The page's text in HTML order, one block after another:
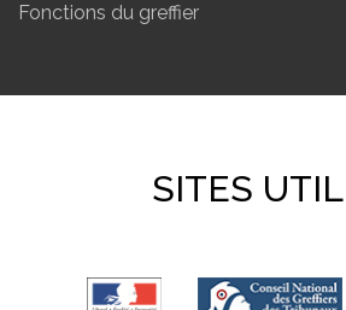
Fonctions du greffier
SITES